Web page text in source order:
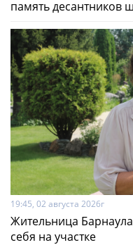
память десантников
19:45, 02 августа 2026г
Жительница
себя на участке